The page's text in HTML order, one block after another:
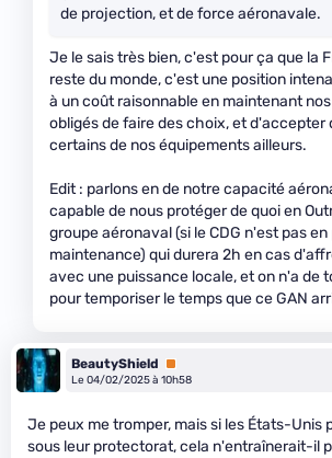
de projection, et de force aéronavale.
Je le sais très bien, c'est pour ça que la
reste du monde, c'est une position
à un coût raisonnable en maintenant
obligés de faire des choix, et d'accepter
certains de nos équipements ailleurs.
Edit : parlons en de notre capacité
capable de nous protéger de quoi en
groupe aéronaval (si le CDG n'est pas
maintenance) qui durera 2h en cas
avec une puissance locale, et on n'a de
pour temporiser le temps que ce GAN
BeautyShield
Premium
Le 04/02/2025 à 10h58
Je peux me tromper, mais si les États-Unis
sous leur protectorat, cela n'entraînerait-il